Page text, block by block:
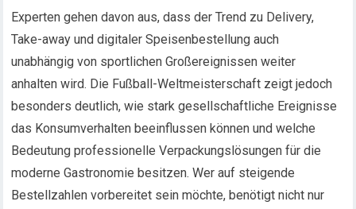
Experten gehen davon aus, dass der Trend zu Delivery,
Take-away und digitaler Speisenbestellung auch
unabhängig von sportlichen Großereignissen weiter
anhalten wird. Die Fußball-Weltmeisterschaft zeigt jedoch
besonders deutlich, wie stark gesellschaftliche Ereignisse
das Konsumverhalten beeinflussen können und welche
Bedeutung professionelle Verpackungslösungen für die
moderne Gastronomie besitzen. Wer auf steigende
Bestellzahlen vorbereitet sein möchte, benötigt nicht nur